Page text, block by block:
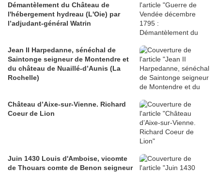
Démantèlement du Château de
l'hébergement hydreau (L'Oie) par
l’adjudant-général Watrin
Jean II Harpedanne, sénéchal de
Saintonge seigneur de Montendre et
du château de Nuaillé-d’Aunis (La
Rochelle)
Château d’Aixe-sur-Vienne. Richard
Coeur de Lion
Juin 1430 Louis d'Amboise, vicomte
de Thouars comte de Benon seigneur